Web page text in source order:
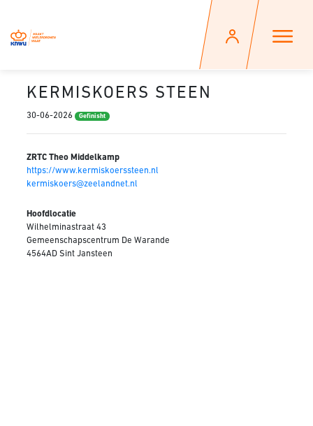
KERMISKOERS STEEN
30-06-2026 Gefinisht
ZRTC Theo Middelkamp
https://www.kermiskoerssteen.nl
kermiskoers@zeelandnet.nl
Hoofdlocatie
Wilhelminastraat 43
Gemeenschapscentrum De Warande
4564AD Sint Jansteen